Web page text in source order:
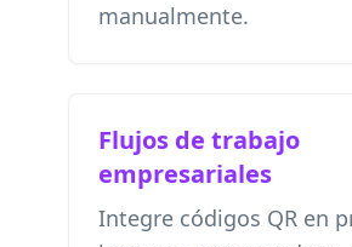
manualmente.
Flujos de trabajo
empresariales
Integre códigos QR en